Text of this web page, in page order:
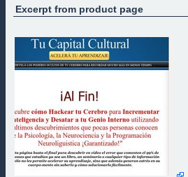
Excerpt from product page